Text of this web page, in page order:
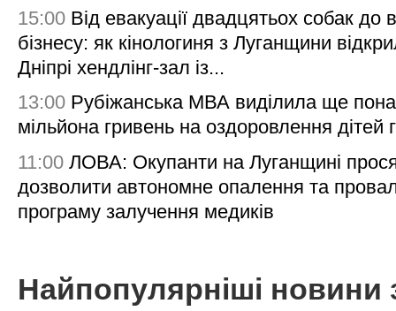
15:00 Від евакуації двадцятьох собак до
бізнесу: як кінологиня з Луганщини
Дніпрі хендлінг-зал із...
13:00 Рубіжанська МВА виділила ще
мільйона гривень на оздоровлення дітей
11:00 ЛОВА: Окупанти на Луганщині
дозволити автономне опалення та
програму залучення медиків
Найпопулярніші новини